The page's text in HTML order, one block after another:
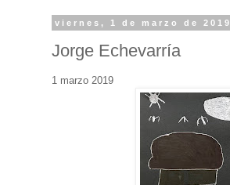
viernes, 1 de marzo de 2019
Jorge Echevarría
1 marzo 2019